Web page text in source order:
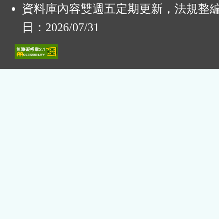
資料庫內容雙週五定期更新，法規整
日：2026/07/31